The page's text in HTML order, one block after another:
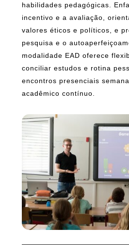
habilidades pedagógicas.
incentivo e a avaliação,
valores éticos e políticos, e
pesquisa e o
modalidade EAD oferece
conciliar estudos e rotina
encontros presenciais
acadêmico contínuo.